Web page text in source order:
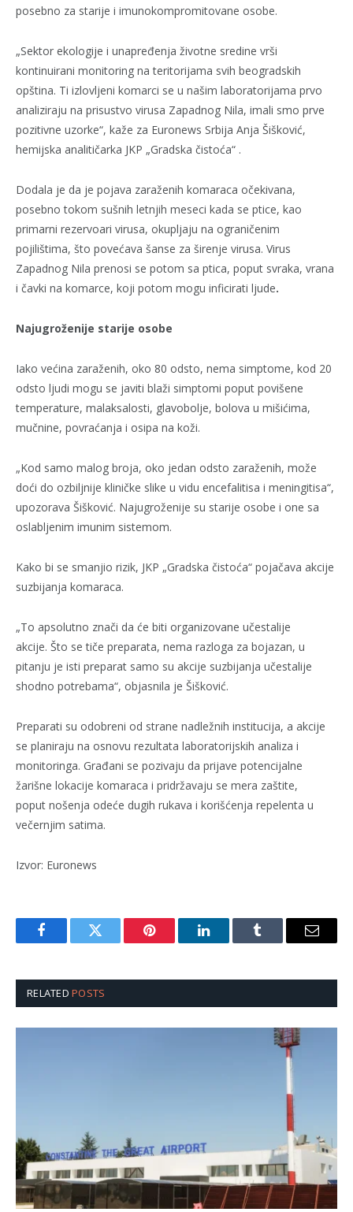
posebno za starije i imunokompromitovane osobe.
„Sektor ekologije i unapređenja životne sredine vrši
kontinuirani monitoring na teritorijama svih beogradskih
opština. Ti izlovljeni komarci se u našim laboratorijama prvo
analiziraju na prisustvo virusa Zapadnog Nila, imali smo prve
pozitivne uzorke“, kaže za Euronews Srbija Anja Šišković,
hemijska analitičarka JKP „Gradska čistoća“ .
Dodala je da je pojava zaraženih komaraca očekivana,
posebno tokom sušnih letnjih meseci kada se ptice, kao
primarni rezervoari virusa, okupljaju na ograničenim
pojilištima, što povećava šanse za širenje virusa. Virus
Zapadnog Nila prenosi se potom sa ptica, poput svraka, vrana
i čavki na komarce, koji potom mogu inficirati ljude.
Najugroženije starije osobe
Iako većina zaraženih, oko 80 odsto, nema simptome, kod 20
odsto ljudi mogu se javiti blaži simptomi poput povišene
temperature, malaksalosti, glavobolje, bolova u mišićima,
mučnine, povraćanja i osipa na koži.
„Kod samo malog broja, oko jedan odsto zaraženih, može
doći do ozbiljnije kliničke slike u vidu encefalitisa i meningitisa“,
upozorava Šišković. Najugroženije su starije osobe i one sa
oslabljenim imunim sistemom.
Kako bi se smanjio rizik, JKP „Gradska čistoća“ pojačava akcije
suzbijanja komaraca.
„To apsolutno znači da će biti organizovane učestalije
akcije. Što se tiče preparata, nema razloga za bojazan, u
pitanju je isti preparat samo su akcije suzbijanja učestalije
shodno potrebama“, objasnila je Šišković.
Preparati su odobreni od strane nadležnih institucija, a akcije
se planiraju na osnovu rezultata laboratorijskih analiza i
monitoringa. Građani se pozivaju da prijave potencijalne
žarišne lokacije komaraca i pridržavaju se mera zaštite,
poput nošenja odeće dugih rukava i korišćenja repelenta u
večernjim satima.
Izvor: Euronews
FacebookTwitter Pinterest LinkedInTumblr Email
RELATEDPOSTS